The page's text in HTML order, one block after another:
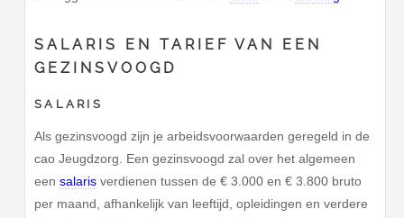
SALARIS EN TARIEF VAN EEN
GEZINSVOOGD
SALARIS
Als gezinsvoogd zijn je arbeidsvoorwaarden geregeld in de
cao Jeugdzorg. Een gezinsvoogd zal over het algemeen
eensalaris verdienen tussen de € 3.000 en € 3.800 bruto
per maand, afhankelijk van leeftijd, opleidingen en verdere